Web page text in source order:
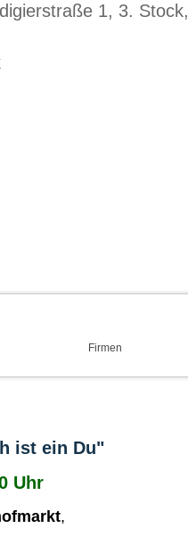
1, 3. Stock,
Firmen
ist ein Du"
Uhr
,